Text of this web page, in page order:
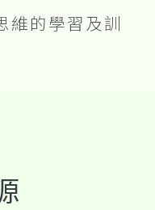
維的學習及訓